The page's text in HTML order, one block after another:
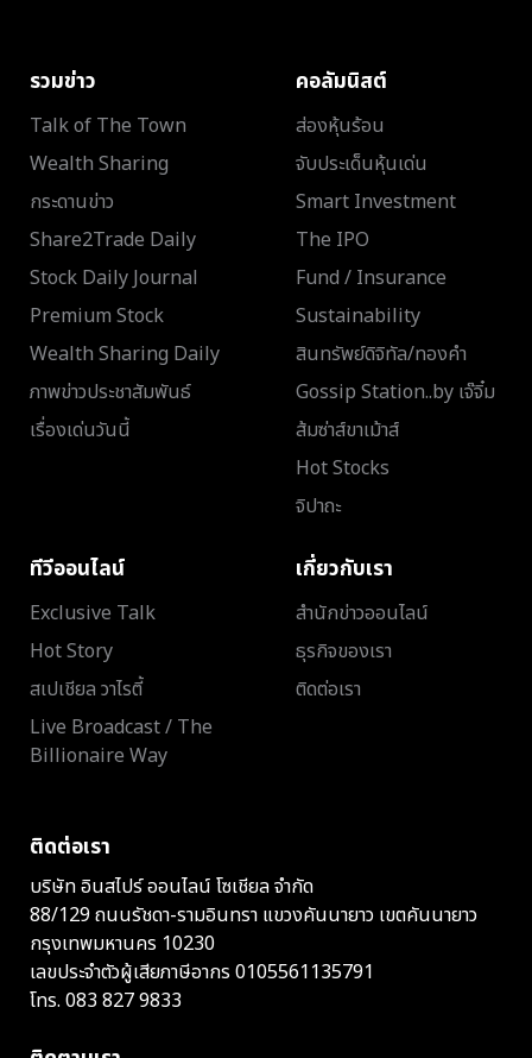
รวมข่าว
Talk of The Town
Wealth Sharing
กระดานข่าว
Share2Trade Daily
Stock Daily Journal
Premium Stock
Wealth Sharing Daily
ภาพข่าวประชาสัมพันธ์
เรื่องเด่นวันนี้
คอลัมนิสต์
ส่องหุ้นร้อน
จับประเด็นหุ้นเด่น
Smart Investment
The IPO
Fund / Insurance
Sustainability
สินทรัพย์ดิจิทัล/ทองคำ
Gossip Station..by เจ๊จิ๋ม
ส้มซ่าส์ขาเม้าส์
Hot Stocks
จิปาถะ
ทีวีออนไลน์
Exclusive Talk
Hot Story
สเปเชียล วาไรตี้
Live Broadcast / The
Billionaire Way
เกี่ยวกับเรา
สำนักข่าวออนไลน์
ธุรกิจของเรา
ติดต่อเรา
ติดต่อเรา
บริษัท อินสไปร์ ออนไลน์ โซเชียล จำกัด
88/129 ถนนรัชดา-รามอินทรา แขวงคันนายาว เขตคันนายาว
กรุงเทพมหานคร 10230
เลขประจำตัวผู้เสียภาษีอากร 0105561135791
โทร. 083 827 9833